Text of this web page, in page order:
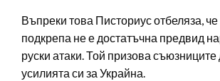
Въпреки това Писториус отбеляза,
подкрепа не е достатъчна предвид
руски атаки. Той призова съюзниците
усилията си за Украйна.